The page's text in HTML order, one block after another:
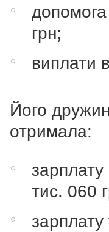
грн;
виплати
Його
отримала:
тис. 060
зарплату